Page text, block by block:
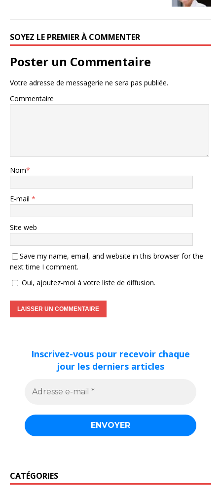
SOYEZ LE PREMIER À COMMENTER
Poster un Commentaire
Votre adresse de messagerie ne sera pas publiée.
Commentaire
Nom*
E-mail *
Site web
Save my name, email, and website in this browser for the
next time I comment.
Oui, ajoutez-moi à votre liste de diffusion.
Inscrivez-vous pour recevoir chaque
jour les derniers articles
CATÉGORIES